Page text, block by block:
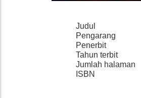
Judul :
Pengarang :
Penerbit :
Tahun terbit
Jumlah
ISBN